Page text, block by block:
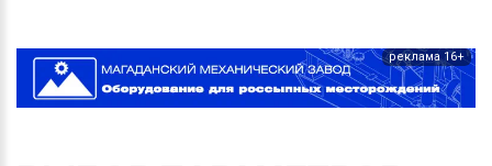
реклама 16+